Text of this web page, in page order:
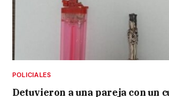
POLICIALES
Detuvieron a una pareja con un